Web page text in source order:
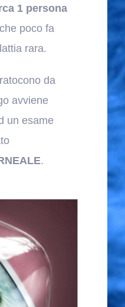
1 persona
poco fa
rara.
da
avviene
un esame
.